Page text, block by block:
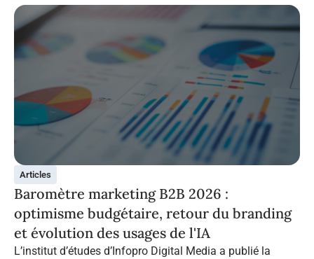
Articles
Baromètre marketing B2B 2026 :
optimisme budgétaire, retour du branding
et évolution des usages de l'IA
L’institut d’études d’Infopro Digital Media a publié la